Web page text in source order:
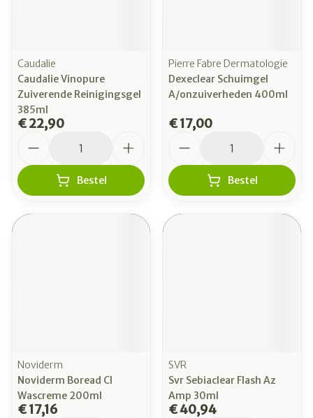
Caudalie
Caudalie Vinopure
Zuiverende Reinigingsgel
385ml
€ 22,90
Bestel
Pierre Fabre Dermatologie
Dexeclear Schuimgel
A/onzuiverheden 400ml
€ 17,00
Bestel
Noviderm
Noviderm Boread Cl
Wascreme 200ml
€ 17,16
SVR
Svr Sebiaclear Flash Az
Amp 30ml
€ 40,94